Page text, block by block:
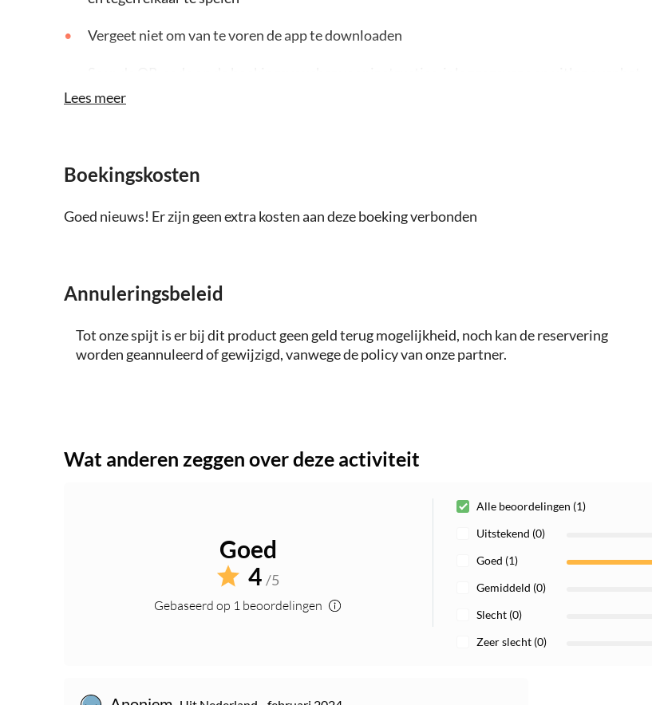
Vergeet niet om van te voren de app te downloaden
spel
Lees meer
Boekingskosten
Goed nieuws! Er zijn geen extra kosten aan deze boeking verbonden
Annuleringsbeleid
Tot onze spijt is er bij dit product geen geld terug mogelijkheid, noch kan de reservering
worden geannuleerd of gewijzigd, vanwege de policy van onze partner.
Wat anderen zeggen over deze activiteit
Goed
4 /5
Gebaseerd op 1 beoordelingen
Alle beoordelingen (1)
Uitstekend (0)
Goed (1)
Gemiddeld (0)
Slecht (0)
Zeer slecht (0)